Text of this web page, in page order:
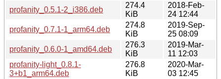
profanity_0.5.1-2_i386.deb
274.4
KiB
2018-Feb-
24 12:44
profanity_0.7.1-1_arm64.deb
274.8
KiB
2019-Sep-
25 08:09
profanity_0.6.0-1_amd64.deb
276.3
KiB
2019-Mar-
11 12:03
profanity-light_0.8.1-
3+b1_arm64.deb
276.8
KiB
2020-Mar-
03 12:45